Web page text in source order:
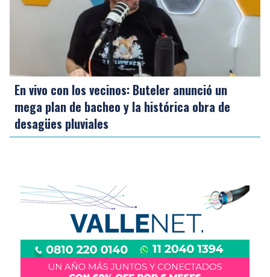
En vivo con los vecinos: Buteler anunció un
mega plan de bacheo y la histórica obra de
desagües pluviales